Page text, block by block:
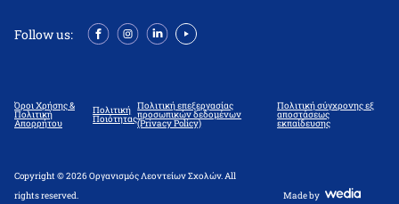
Follow us:
Copyright © 2026 Οργανισμός Λεοντείων Σχολών. All
rights reserved.
Made by
Όροι Χρήσης &
Πολιτική
Απορρήτου
Πολιτική
Ποιότητας
Πολιτική επεξεργασίας
προσωπικών δεδομένων
(Privacy Policy)
Πολιτική σύγχρονης εξ
αποστάσεως
εκπαίδευσης